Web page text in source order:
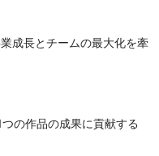
成長とチームの最大化を牽
の作品の成果に貢献する